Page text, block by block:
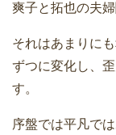
爽子と拓也の夫婦
それはあまりに
ずつに変化し、
す。
序盤では平凡で